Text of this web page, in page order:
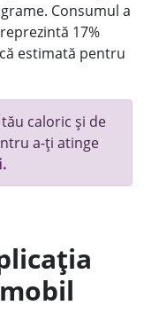
Consumul a
17%
estimată pentru
caloric și de
a-ți atinge